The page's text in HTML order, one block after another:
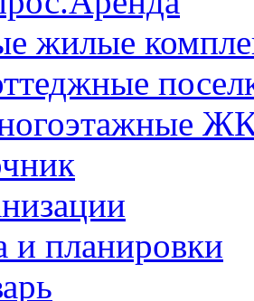
жилые
и планировки